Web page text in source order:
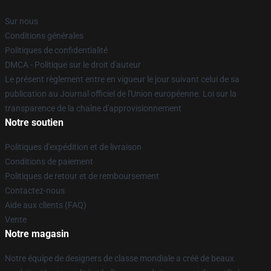
Sur nous
Conditions générales
Politiques de confidentialité
DMCA - Politique sur le droit d'auteur
Le présent règlement entre en vigueur le jour suivant celui de sa
publication au Journal officiel de l'Union européenne. Loi sur la
transparence de la chaîne d'approvisionnement
Notre soutien
Politiques d'expédition et de livraison
Conditions de paiement
Politiques de retour et de remboursement
Contactez-nous
Aide aux clients (FAQ)
Vente
Notre magasin
Notre équipe de designers de classe mondiale a créé de beaux